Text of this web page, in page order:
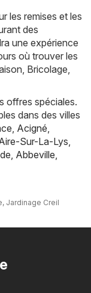
les remises et les
des
une expérience
où trouver les
Bricolage,
offres spéciales.
dans des villes
, Acigné,
Sur-La-Lys,
, Abbeville,
Jardinage Creil